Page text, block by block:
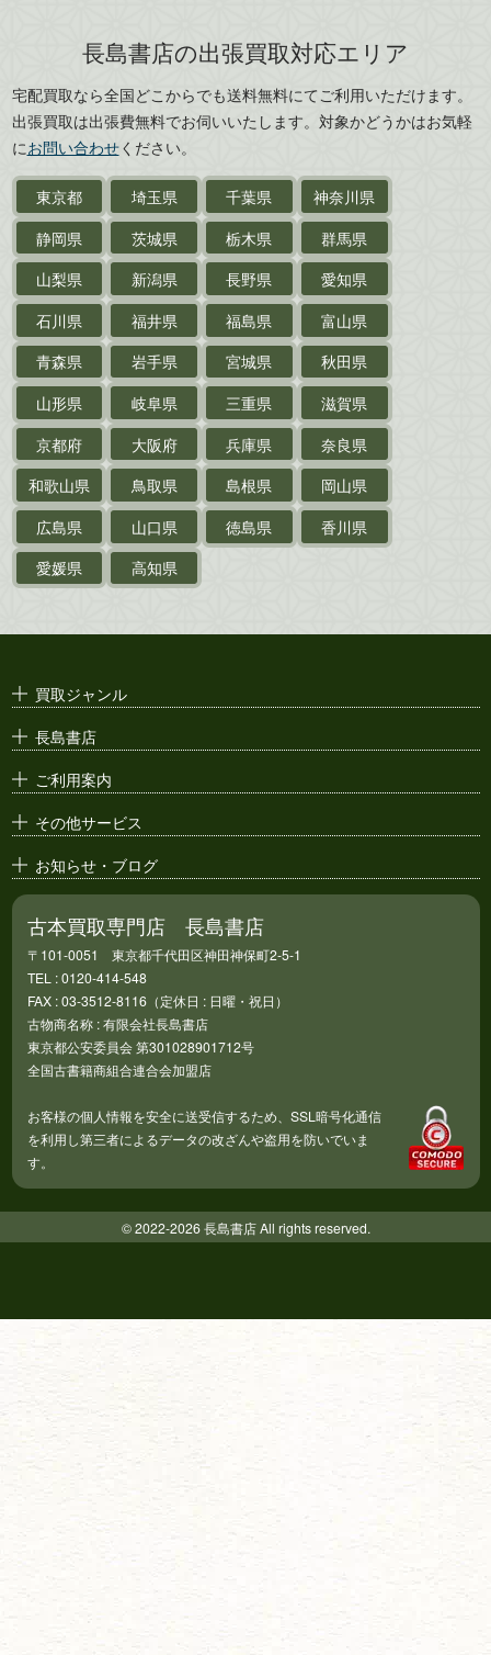
刀剣・鎧・甲冑
武道書・武術書
近代文学・
サイン色紙
作家草稿・原稿・肉筆物
探偵小説・推理小説
乗物
鉄道・
電車・バス
戦前・戦中の紙物・資料
絵葉書
支那・満洲・朝鮮・
台湾関係古資料
ポスター・チラシ・
島根県
岡山県
徳島県
香川県
愛媛県
長島書店の出張買取対応エリア
宅配買取なら全国どこからでも送料無料にてご利用いただけます。
出張買取は出張費無料でお伺いいたします。対象かどうかはお気軽
にお問い合わせください。
東京都 埼玉県 千葉県
神奈川県
静岡県
茨城県 栃木県
群馬県
山梨県
新潟県 長野県
愛知県
石川県
福井県 福島県
富山県
青森県
岩手県 宮城県
秋田県
山形県
岐阜県 三重県
滋賀県
京都府
大阪府 兵庫県
奈良県
和歌山県
鳥取県 島根県
岡山県
広島県
山口県 徳島県
香川県
愛媛県
高知県
買取ジャンル
長島書店
ご利用案内
その他サービス
お知らせ・ブログ
古本買取専門店 長島書店
〒101-0051 東京都千代田区神田神保町2-5-1
TEL : 0120-414-548
FAX : 03-3512-8116（定休日 : 日曜・祝日）
古物商名称 : 有限会社長島書店
東京都公安委員会 第301028901712号
全国古書籍商組合連合会加盟店
お客様の個人情報を安全に送受信するため、SSL暗号化通信
を利用し第三者によるデータの改ざんや盗用を防いでいま
す。
© 2022-2026 長島書店 All rights reserved.